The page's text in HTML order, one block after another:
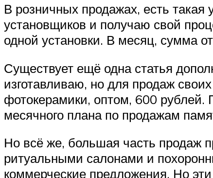
В розничных продажах, есть такая
установщиков и получаю свой
одной установки. В месяц, сумма
Существует ещё одна статья
изготавливаю, но для продаж
фотокерамики, оптом, 600 рублей.
месячного плана по продажам
Но всё же, большая часть продаж
ритуальными салонами и
коммерческие предложения. Но